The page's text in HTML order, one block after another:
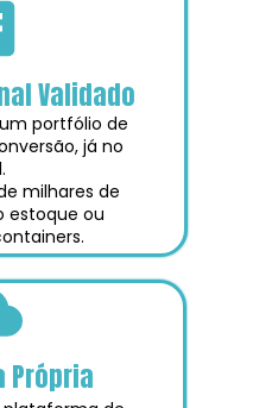
Validado
portfólio de
já no
milhares de
estoque ou
Própria